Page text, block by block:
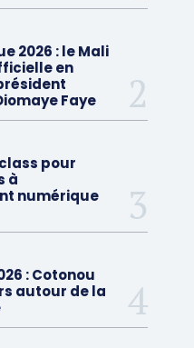
2026 : le Mali
en
Faye
pour
à
numérique
: Cotonou
autour de la